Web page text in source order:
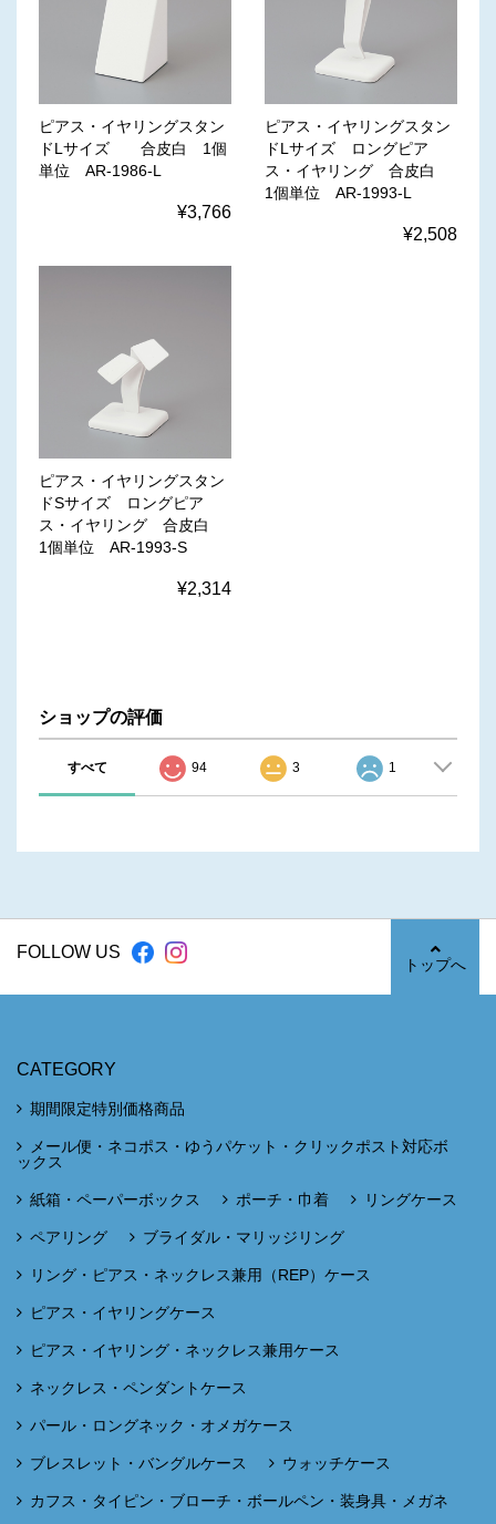
ピアス・イヤリングスタン
ドLサイズ 合皮白 1個
単位 AR-1986-L
¥3,766
ピアス・イヤリングスタン
ドLサイズ ロングピア
ス・イヤリング 合皮白
1個単位 AR-1993-L
¥2,508
ピアス・イヤリングスタン
ドSサイズ ロングピア
ス・イヤリング 合皮白
1個単位 AR-1993-S
¥2,314
ショップの評価
すべて 94 3 1
FOLLOW US
トップへ
CATEGORY
期間限定特別価格商品
メール便・ネコポス・ゆうパケット・クリックポスト対応ボ
ックス
紙箱・ペーパーボックス ポーチ・巾着 リングケース
ペアリング ブライダル・マリッジリング
リング・ピアス・ネックレス兼用（REP）ケース
ピアス・イヤリングケース
ピアス・イヤリング・ネックレス兼用ケース
ネックレス・ペンダントケース
パール・ロングネック・オメガケース
ブレスレット・バングルケース ウォッチケース
カフス・タイピン・ブローチ・ボールペン・装身具・メガネ